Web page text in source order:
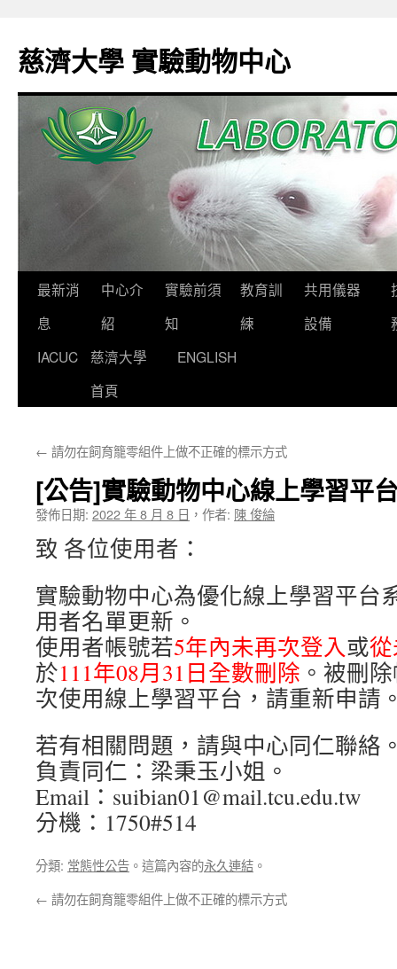
主
要
慈濟大學 實驗動物中心
最新消
息
中心介
紹
實驗前須
知
教育訓
練
共用儀器
設備
IACUC
慈濟大學
首頁
ENGLISH
← 請勿在飼育籠零組件上做不正確的標示方式
[公告]實驗動物中心線上學習平
發佈日期: 2022 年 8 月 8 日 ， 作者: 陳 俊綸
致 各位使用者：
實驗動物中心為優化線上學習平台
用者名單更新。
使用者帳號若5年內未再次登入或
於111年08月31日全數刪除 。被刪
次使用線上學習平台，請重新申請
若有相關問題，請與中心同仁聯絡
負責同仁：梁秉玉小姐。
Email：suibian01@mail.tcu.edu.tw
分機：1750#514
分類: 常態性公告 。這篇內容的永久連結 。
← 請勿在飼育籠零組件上做不正確的標示方式